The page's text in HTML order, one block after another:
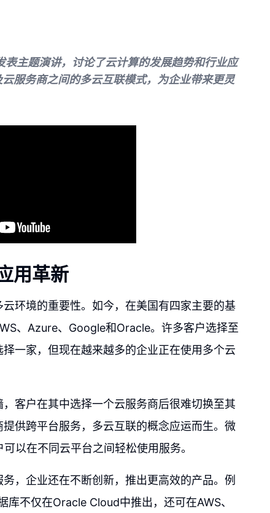
主题演讲，讨论了云计算的发展趋势和行业应
服务商之间的多云互联模式，为企业带来更灵
用革新
环境的重要性。如今，在美国有四家主要的基
、Azure、Google和Oracle。许多客户选择至
一家，但现在越来越多的企业正在使用多个云
客户在其中选择一个云服务商后很难切换至其
供跨平台服务，多云互联的概念应运而生。微
以在不同云平台之间轻松使用服务。
，企业还在不断创新，推出更高效的产品。例
不仅在Oracle Cloud中推出，还可在AWS、